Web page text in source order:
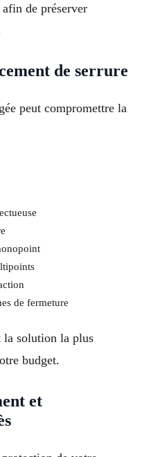
de préserver
de serrure
peut compromettre la
de fermeture
la solution la plus
budget.
et